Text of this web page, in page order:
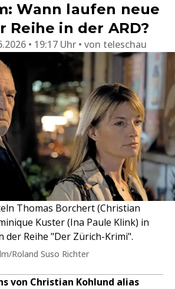
Wann laufen neue
Reihe in der ARD?
• 19:17 Uhr von teleschau
Thomas Borchert (Christian
Kuster (Ina Paule Klink) in
der Reihe "Der Zürich-Krimi".
Roland Suso Richter
von Christian Kohlund alias